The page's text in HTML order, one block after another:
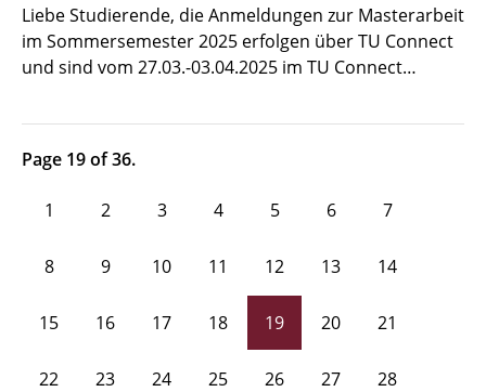
Liebe Studierende, die Anmeldungen zur Masterarbeit
im Sommersemester 2025 erfolgen über TU Connect
und sind vom 27.03.-03.04.2025 im TU Connect…
Page 19 of 36.
1 2 3 4 5 6 7
8 9 10 11 12 13 14
15 16 17 18 19 20 21
22 23 24 25 26 27 28